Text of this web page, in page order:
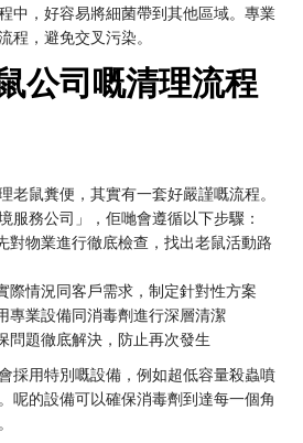
中，好容易將細菌帶到其他區域。專業
程，避免交叉污染。
公司嘅清理流程
老鼠糞便，其實有一套好嚴謹嘅流程。
服務公司」，佢哋會遵循以下步驟：
對物業進行徹底檢查，找出老鼠活動路
際情況同客戶需求，制定針對性方案
專業設備同消毒劑進行深層清潔
問題徹底解決，防止再次發生
採用特別嘅設備，例如超低容量殺蟲噴
呢的設備可以確保消毒劑到達每一個角